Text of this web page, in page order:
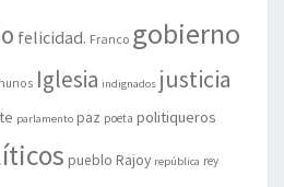
felicidad. Franco gobierno
hunos Iglesia indignados justicia
parlamento paz poeta politiqueros
pueblo Rajoy república rey